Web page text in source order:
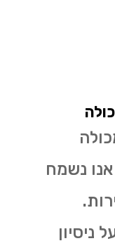
נשמח
ניסיון